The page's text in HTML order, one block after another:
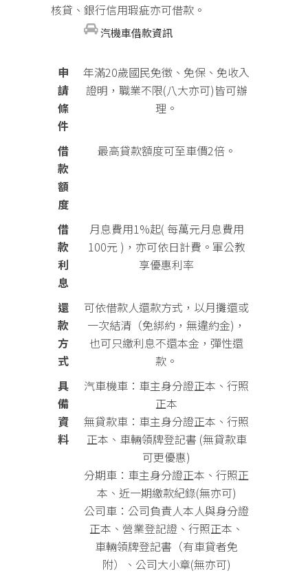
核貸、銀行信用瑕疵亦可借款。
汽機車借款資訊
申
請
條
件
年滿20歲國民免徵、免保、免收入
證明，職業不限(八大亦可)皆可辦
理。
借
款
額
度
最高貸款額度可至車價2倍。
借
款
利
息
月息費用1%起( 每萬元月息費用
100元 )，亦可依日計費。軍公教
享優惠利率
還
款
方
式
可依借款人還款方式，以月攤還或
一次結清（免綁約，無違約金)，
也可只繳利息不還本金，彈性還
款。
具
備
資
料
汽車機車：車主身分證正本、行照
正本
無貸款車：車主身分證正本、行照
正本、車輛領牌登記書 (無貸款車
可更優惠)
分期車：車主身分證正本、行照正
本、近一期繳款紀錄(無亦可)
公司車：公司負責人本人與身分證
正本、營業登記證、行照正本、
車輛領牌登記書（有車貸者免
附）、公司大小章(無亦可)